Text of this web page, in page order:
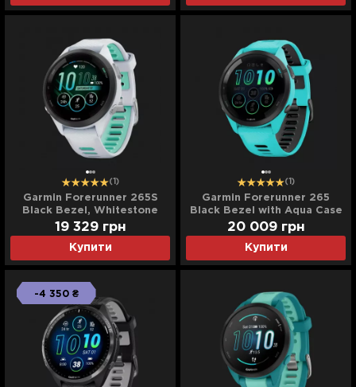
(1)
Garmin Forerunner 265S
Black Bezel, Whitestone
Case, Whitestone/Neo
Tropic Silicone Band
Купити
19 329 грн
(1)
Garmin Forerunner 265
Black Bezel with Aqua Case
and Aqua/Black Silicone
Band
Купити
20 009 грн
-4 350 ₴